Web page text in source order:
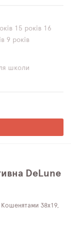
15 років 16
9 років
школи
DeLune
38х19,